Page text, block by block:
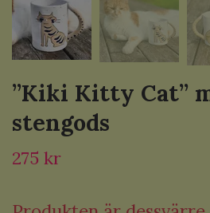
”Kiki Kitty Cat”
stengods
275 kr